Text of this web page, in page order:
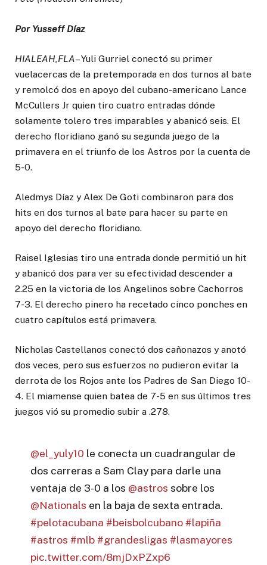
Por Yusseff Díaz
HIALEAH,FLA– Yuli Gurriel conectó su primer
vuelacercas de la pretemporada en dos turnos al bate
y remolcó dos en apoyo del cubano-americano Lance
McCullers Jr quien tiro cuatro entradas dónde
solamente tolero tres imparables y abanicó seis. El
derecho floridiano ganó su segunda juego de la
primavera en el triunfo de los Astros por la cuenta de
5-0.
Aledmys Díaz y Alex De Goti combinaron para dos
hits en dos turnos al bate para hacer su parte en
apoyo del derecho floridiano.
Raisel Iglesias tiro una entrada donde permitió un hit
y abanicó dos para ver su efectividad descender a
2.25 en la victoria de los Angelinos sobre Cachorros
7-3. El derecho pinero ha recetado cinco ponches en
cuatro capítulos está primavera.
Nicholas Castellanos conectó dos cañonazos y anotó
dos veces, pero sus esfuerzos no pudieron evitar la
derrota de los Rojos ante los Padres de San Diego 10-
4. El miamense quien batea de 7-5 en sus últimos tres
juegos vió su promedio subir a .278.
@el_yuly10 le conecta un cuadrangular de
dos carreras a Sam Clay para darle una
ventaja de 3-0 a los @astros sobre los
@Nationals en la baja de sexta entrada.
#pelotacubana #beisbolcubano #lapiña
#astros #mlb #grandesligas #lasmayores
pic.twitter.com/8mjDxPZxp6